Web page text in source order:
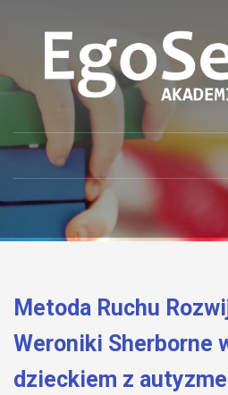
Metoda Ruchu
Weroniki Sherborne
dzieckiem z